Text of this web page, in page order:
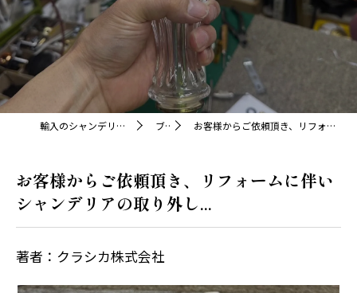
輸入のシャンデリアならクラシカ株式会社 ブログ お客様からご依頼頂き、リフォームに伴いシャンデリアの取り外し...
お客様からご依頼頂き、リフォームに伴い
シャンデリアの取り外し...
著者：クラシカ株式会社